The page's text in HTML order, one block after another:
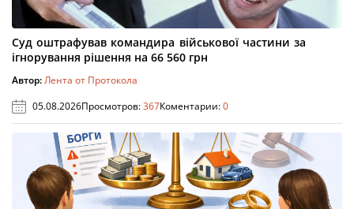
Суд оштрафував командира військової частини за
ігнорування рішення на 66 560 грн
Автор:Лента от Протокола
05.08.2026Просмотров:367Коментарии:0